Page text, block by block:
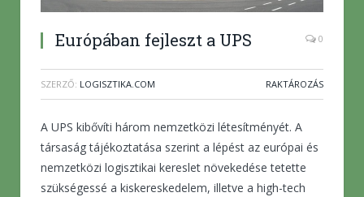
Európában fejleszt a UPS 0
SZERZŐ: LOGISZTIKA.COM RAKTÁROZÁS
A UPS kibővíti három nemzetközi létesítményét. A
társaság tájékoztatása szerint a lépést az európai és
nemzetközi logisztikai kereslet növekedése tetette
szükségessé a kiskereskedelem, illetve a high-tech